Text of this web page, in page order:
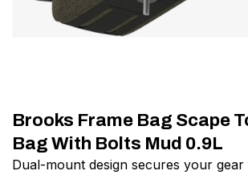
Brooks Frame Bag Scape
Bag With Bolts Mud 0.9L
Dual-mount design secures your